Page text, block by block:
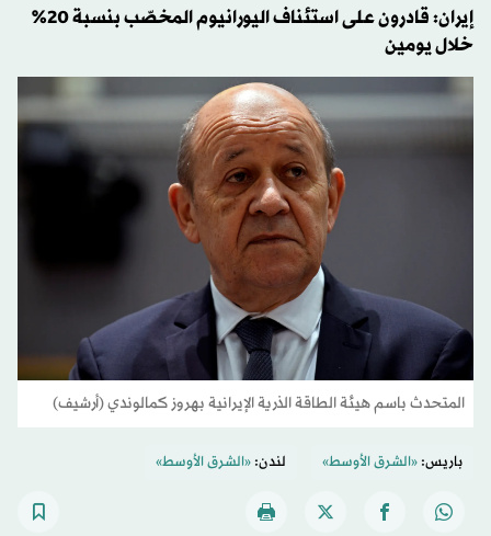
إيران: قادرون على استئناف اليورانيوم المخصّب بنسبة 20%
خلال يومين
المتحدث باسم هيئة الطاقة الذرية الإيرانية بهروز كمالوندي (أرشيف)
باريس:«الشرق الأوسط» لندن:«الشرق الأوسط»